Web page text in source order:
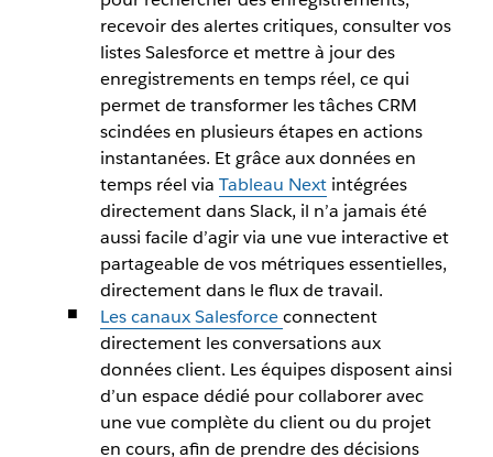
recevoir des alertes critiques, consulter vos
listes Salesforce et mettre à jour des
enregistrements en temps réel, ce qui
permet de transformer les tâches CRM
scindées en plusieurs étapes en actions
instantanées. Et grâce aux données en
temps réel via Tableau Nextintégrées
directement dans Slack, il n’a jamais été
aussi facile d’agir via une vue interactive et
partageable de vos métriques essentielles,
directement dans le flux de travail.
Les canaux Salesforceconnectent
directement les conversations aux
données client. Les équipes disposent ainsi
d’un espace dédié pour collaborer avec
une vue complète du client ou du projet
en cours, afin de prendre des décisions